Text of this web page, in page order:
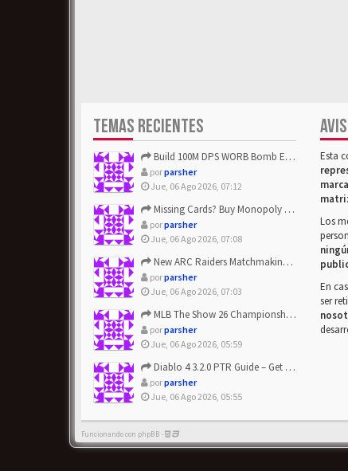
TEMAS RECIENTES
Build 100M DPS WORB Bomb Elementalist Fast - Grab POE Curren...
porparsher
Jue, 06 Ago 2026, 07:12
Missing Cards? Buy Monopoly Go Happy Harvest with Looney Tun...
porparsher
Jue, 06 Ago 2026, 07:08
New ARC Raiders Matchmaking Update: Stop Failed - Grab Bluep...
porparsher
Jue, 06 Ago 2026, 07:03
MLB The Show 26 Championship Series Update! Get Cheap & ...
porparsher
Jue, 06 Ago 2026, 05:59
Diablo 4 3.2.0 PTR Guide – Get 8% Off Items Quickly to Test ...
porparsher
Jue, 06 Ago 2026, 05:55
Esta
Los
En
ser
Funcionando con phpBB -